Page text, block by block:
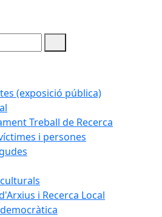
(exposició pública)
Treball de Recerca
i persones
i Recerca Local